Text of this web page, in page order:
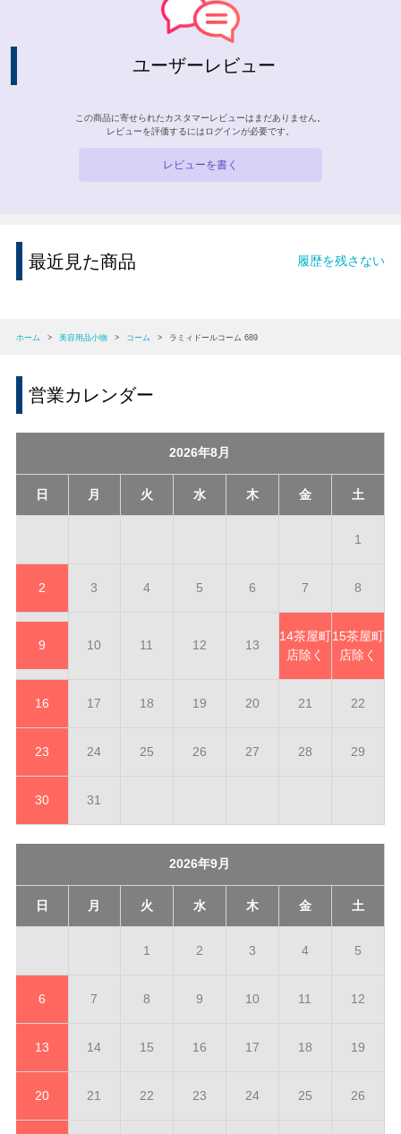
ユーザーレビュー
この商品に寄せられたカスタマーレビューはまだありません。
レビューを評価するには ログインが必要です。
レビューを書く
最近見た商品 履歴を残さない
ホーム > 美容用品小物 > コーム > ラミィドールコーム 689
営業カレンダー
2026年8月
日 月 火 水 木 金 土
1
2 3 4 5 6 7 8
9 10 11 12 13
14茶屋町
店除く
15茶屋町
店除く
16 17 18 19 20 21 22
23 24 25 26 27 28 29
30 31
2026年9月
日 月 火 水 木 金 土
1 2 3 4 5
6 7 8 9 10 11 12
13 14 15 16 17 18 19
20 21 22 23 24 25 26